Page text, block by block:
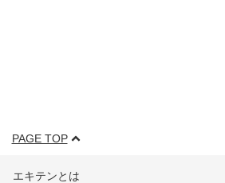
PAGE TOP
エキテンとは